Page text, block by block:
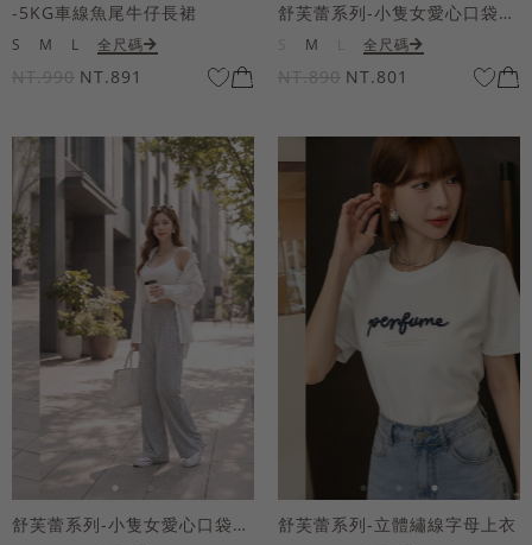
-5KG車線魚尾牛仔長裙
S M L 全尺碼
NT.990 NT.891
舒芙蕾系列-小隻女愛心口袋寬褲
M 全尺碼
NT.890 NT.801
舒芙蕾系列-小隻女愛心口袋寬褲 舒芙蕾系列-立體繡線字母上衣